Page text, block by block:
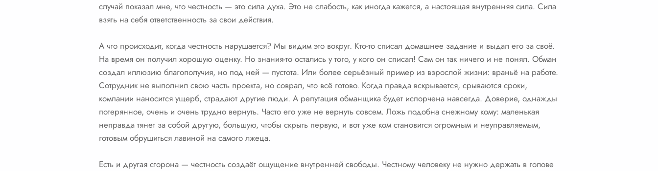
случай показал мне, что честность — это сила духа. Это не слабость, как иногда кажется, а настоящая внутренняя сила. Сила
взять на себя ответственность за свои действия.
А что происходит, когда честность нарушается? Мы видим это вокруг. Кто-то списал домашнее задание и выдал его за своё.
На время он получил хорошую оценку. Но знания-то остались у того, у кого он списал! Сам он так ничего и не понял. Обман
создал иллюзию благополучия, но под ней — пустота. Или более серьёзный пример из взрослой жизни: враньё на работе.
Сотрудник не выполнил свою часть проекта, но соврал, что всё готово. Когда правда вскрывается, срываются сроки,
компании наносится ущерб, страдают другие люди. А репутация обманщика будет испорчена навсегда. Доверие, однажды
потерянное, очень и очень трудно вернуть. Часто его уже не вернуть совсем. Ложь подобна снежному кому: маленькая
неправда тянет за собой другую, большую, чтобы скрыть первую, и вот уже ком становится огромным и неуправляемым,
готовым обрушиться лавиной на самого лжеца.
Есть и другая сторона — честность создаёт ощущение внутренней свободы. Честному человеку не нужно держать в голове